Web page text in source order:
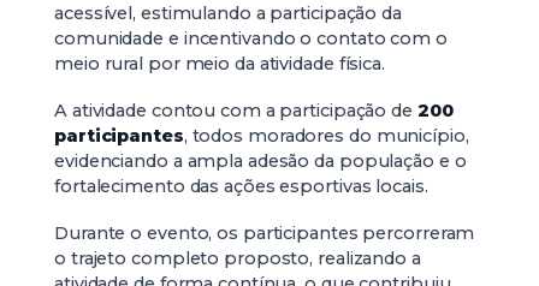
acessível, estimulando a participação da
comunidade e incentivando o contato com o
meio rural por meio da atividade física.
A atividade contou com a participação de 200
participantes, todos moradores do município,
evidenciando a ampla adesão da população e o
fortalecimento das ações esportivas locais.
Durante o evento, os participantes percorreram
o trajeto completo proposto, realizando a